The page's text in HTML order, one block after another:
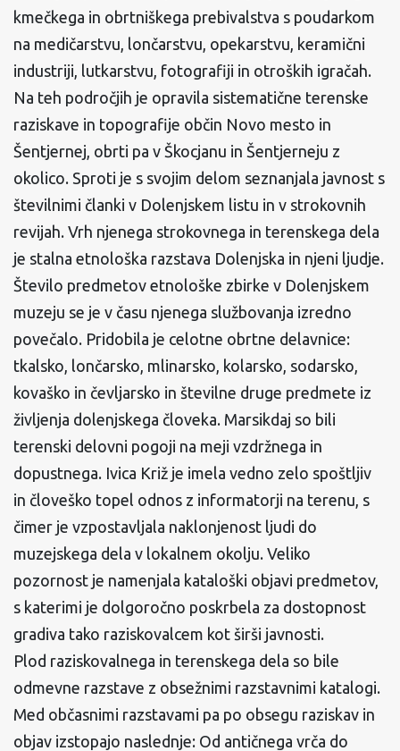
kmečkega in obrtniškega prebivalstva s poudarkom
na medičarstvu, lončarstvu, opekarstvu, keramični
industriji, lutkarstvu, fotografiji in otroških igračah.
Na teh področjih je opravila sistematične terenske
raziskave in topografije občin Novo mesto in
Šentjernej, obrti pa v Škocjanu in Šentjerneju z
okolico. Sproti je s svojim delom seznanjala javnost s
številnimi članki v Dolenjskem listu in v strokovnih
revijah. Vrh njenega strokovnega in terenskega dela
je stalna etnološka razstava Dolenjska in njeni ljudje.
Število predmetov etnološke zbirke v Dolenjskem
muzeju se je v času njenega službovanja izredno
povečalo. Pridobila je celotne obrtne delavnice:
tkalsko, lončarsko, mlinarsko, kolarsko, sodarsko,
kovaško in čevljarsko in številne druge predmete iz
življenja dolenjskega človeka. Marsikdaj so bili
terenski delovni pogoji na meji vzdržnega in
dopustnega. Ivica Križ je imela vedno zelo spoštljiv
in človeško topel odnos z informatorji na terenu, s
čimer je vzpostavljala naklonjenost ljudi do
muzejskega dela v lokalnem okolju. Veliko
pozornost je namenjala kataloški objavi predmetov,
s katerimi je dolgoročno poskrbela za dostopnost
gradiva tako raziskovalcem kot širši javnosti.
Plod raziskovalnega in terenskega dela so bile
odmevne razstave z obsežnimi razstavnimi katalogi.
Med občasnimi razstavami pa po obsegu raziskav in
objav izstopajo naslednje: Od antičnega vrča do